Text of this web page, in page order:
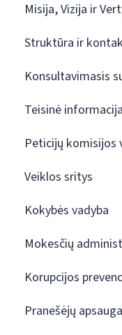
Misija, Vizija ir
Struktūra ir
Konsultavimasis
Teisinė informacija
Peticijų komisijos
Veiklos sritys
Kokybės vadyba
Mokesčių
Korupcijos
Pranešėjų